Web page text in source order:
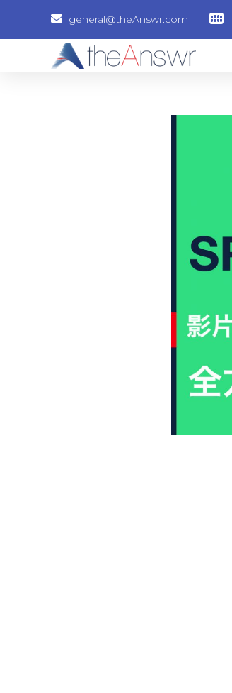
general@theAnswr.com